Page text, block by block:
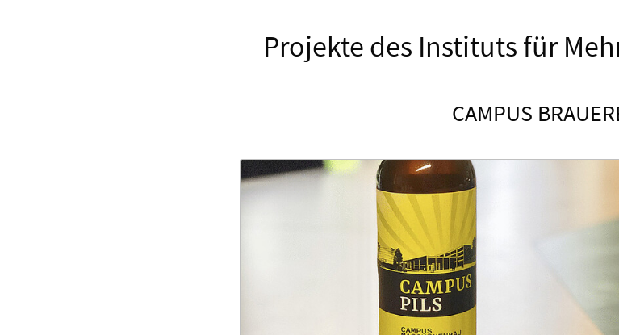
Projekte des Instituts für
CAMPUS